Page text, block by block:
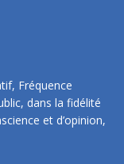
Fréquence
dans la fidélité
et d’opinion,